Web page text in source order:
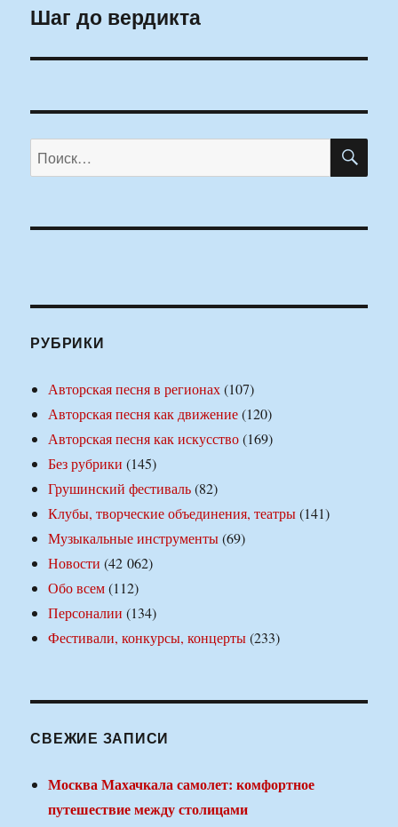
Следующая
Шаг до вердикта
Искать:
РУБРИКИ
Авторская песня в регионах(107)
Авторская песня как движение(120)
Авторская песня как искусство(169)
Без рубрики (145)
Грушинский фестиваль(82)
Клубы, творческие объединения, театры(141)
Музыкальные инструменты(69)
Новости (42 062)
Обо всем(112)
Персоналии (134)
Фестивали, конкурсы, концерты(233)
СВЕЖИЕ ЗАПИСИ
Москва Махачкала самолет: комфортное
путешествие между столицами